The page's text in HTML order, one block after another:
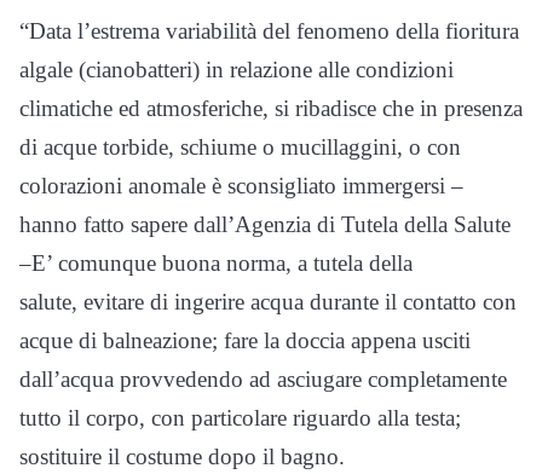
“Data l’estrema variabilità del fenomeno della fioritura
algale (cianobatteri) in relazione alle condizioni
climatiche ed atmosferiche, si ribadisce che in presenza
di acque torbide, schiume o mucillaggini, o con
colorazioni anomale è sconsigliato immergersi –
hanno fatto sapere dall’Agenzia di Tutela della Salute
–E’ comunque buona norma, a tutela della
salute, evitare di ingerire acqua durante il contatto con
acque di balneazione; fare la doccia appena usciti
dall’acqua provvedendo ad asciugare completamente
tutto il corpo, con particolare riguardo alla testa;
sostituire il costume dopo il bagno.